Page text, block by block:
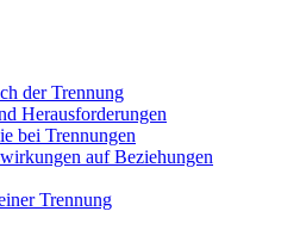
der Trennung
Herausforderungen
bei Trennungen
auf Beziehungen
Trennung